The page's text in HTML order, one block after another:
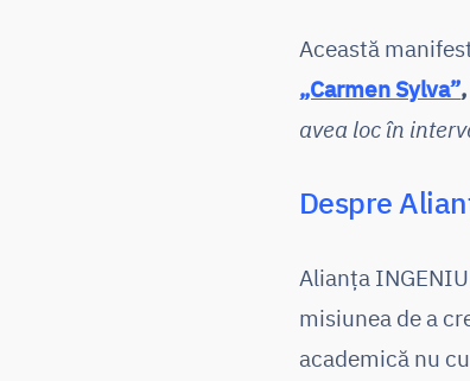
Această
„Carmen Sylva”
avea loc în
Despre
Alianța
misiunea de a
academică nu